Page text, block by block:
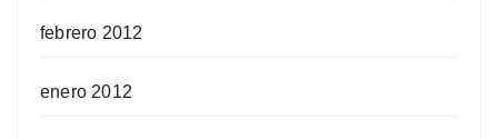
febrero 2012
enero 2012